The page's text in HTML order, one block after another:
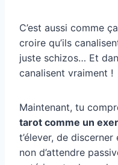
C’est aussi comme
croire qu’ils
juste schizos… Et
canalisent vraiment !
Maintenant, tu
tarot comme un
t’élever, de
non d’attendre